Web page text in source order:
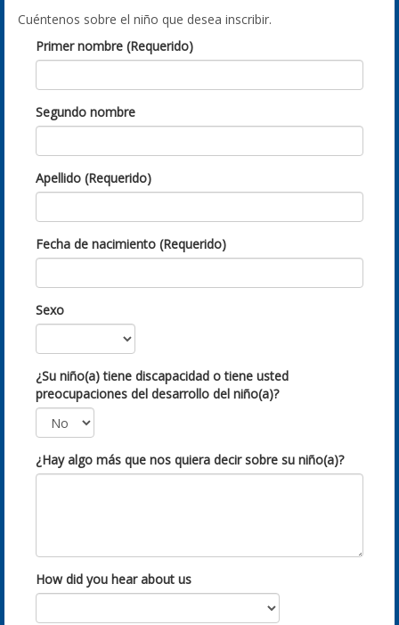
Cuéntenos sobre el niño que desea inscribir.
Primer nombre (Requerido)
Segundo nombre
Apellido (Requerido)
Fecha de nacimiento (Requerido)
Sexo
¿Su niño(a) tiene discapacidad o tiene usted
preocupaciones del desarrollo del niño(a)?
¿Hay algo más que nos quiera decir sobre su niño(a)?
How did you hear about us